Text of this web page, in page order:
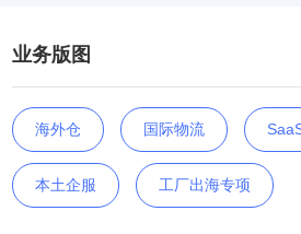
业务版图
海外仓 国际物流
本土企服 工厂出海专项